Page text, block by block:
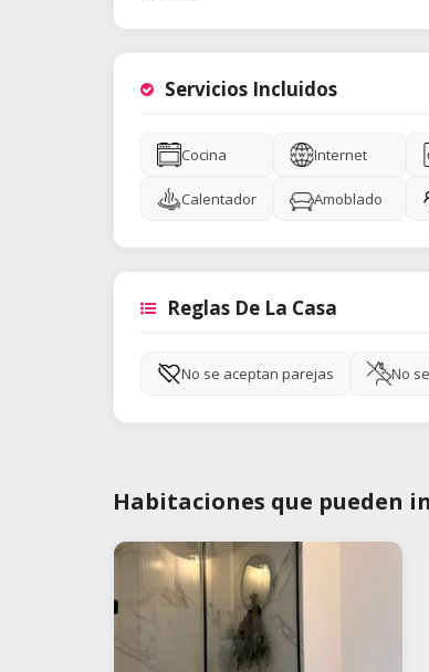
Servicios Incluidos
Cocina Internet
Calentador Amoblado
Reglas De La Casa
No se aceptan parejas No
Habitaciones que pueden